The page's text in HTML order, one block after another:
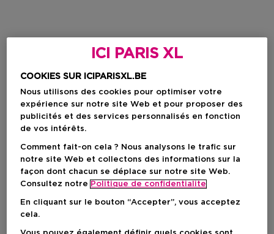
ICI PARIS XL
COOKIES SUR ICIPARISXL.BE
Nous utilisons des cookies pour optimiser votre
expérience sur notre site Web et pour proposer des
publicités et des services personnalisés en fonction
de vos intérêts.
Comment fait-on cela ? Nous analysons le trafic sur
notre site Web et collectons des informations sur la
façon dont chacun se déplace sur notre site Web.
Consultez notre Politique de confidentialite
En cliquant sur le bouton “Accepter”, vous acceptez
cela.